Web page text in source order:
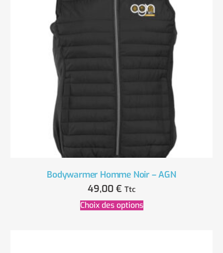
Bodywarmer Homme Noir – AGN
49,00 € Ttc
Choix des options